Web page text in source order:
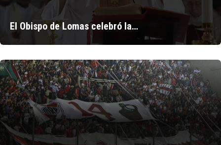
El Obispo de Lomas celebró la…